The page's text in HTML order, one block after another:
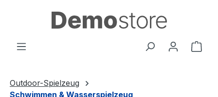
Zum Hauptinhalt springen
Outdoor-Spielzeug
Schwimmen & Wasserspielzeug